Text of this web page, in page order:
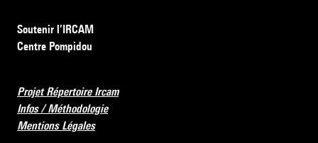
Soutenir l’IRCAM
Centre Pompidou
Projet Répertoire Ircam
Infos / Méthodologie
Mentions Légales